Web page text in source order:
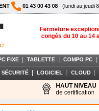
01 43 00 43 08 (lundi au jeudi
Fermeture
congés du 10 au 14
FIXE TABLETTE COMPO PC
SÉCURITÉ LOGICIEL CLOUD
HAUT NIVEAU
de certification